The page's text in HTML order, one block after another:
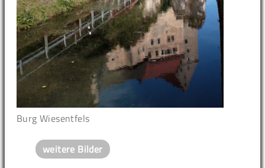
Burg Wiesentfels
weitere Bilder